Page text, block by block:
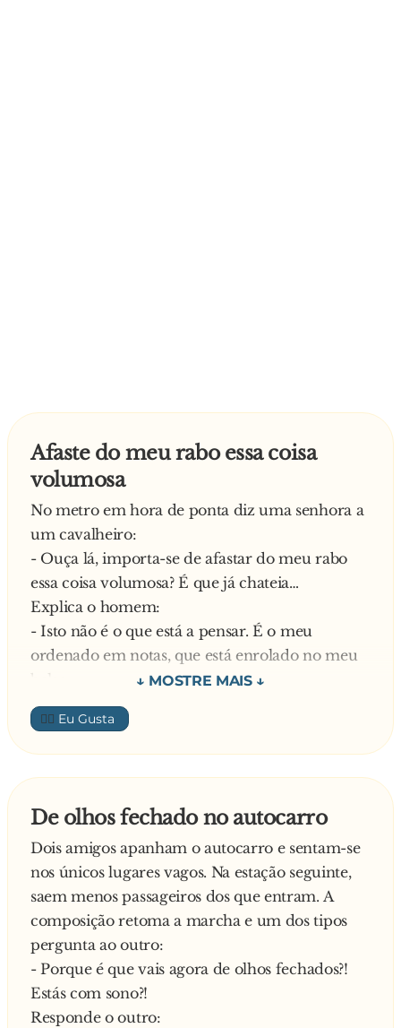
Afaste do meu rabo essa coisa
volumosa
No metro em hora de ponta diz uma senhora a
um cavalheiro:
- Ouça lá, importa-se de afastar do meu rabo
essa coisa volumosa? É que já chateia…
Explica o homem:
- Isto não é o que está a pensar. É o meu
ordenado em notas, que está enrolado no meu
bolso.
E diz a mulher:
- Então o senhor deve ser um empregado
exemplar…
Intrigado pergunta o homem:
E responde a mulher:
- Porque desde que estou aqui, já senti três
aumentos salariais!!!
👍🏼
De olhos fechado no autocarro
Dois amigos apanham o autocarro e sentam-se
nos únicos lugares vagos. Na estação seguinte,
saem menos passageiros dos que entram. A
composição retoma a marcha e um dos tipos
pergunta ao outro:
- Porque é que vais agora de olhos fechados?!
Estás com sono?!
Responde o outro: